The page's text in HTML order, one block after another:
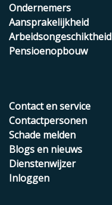
Ondernemers
Aansprakelijkheid
Arbeidsongeschiktheid
Pensioenopbouw
Contact en service
Contactpersonen
Schade melden
Blogs en nieuws
Dienstenwijzer
Inloggen